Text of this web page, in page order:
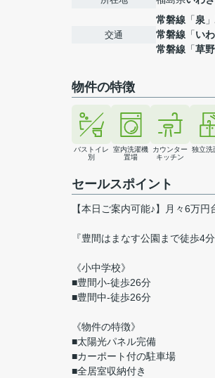
交通
常磐線 「泉
常磐線 「い
常磐線 「草野
物件の特徴
バストイレ
別
室内洗濯機
置場
カウンター
キッチン
独立洗
セールスポイント
【本日ご案内可能♪】月々6万
『豊間はまなす公園まで徒歩4
《小中学校》
■豊間小-徒歩26分
■豊間中-徒歩26分
《物件の特徴》
■太陽光パネル完備
■カーポート付の駐車場
■全居室収納付き